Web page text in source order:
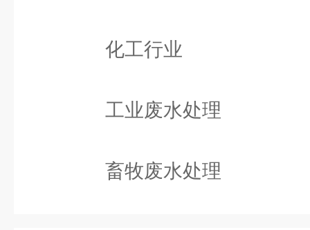
化工行业
工业废水处理
畜牧废水处理